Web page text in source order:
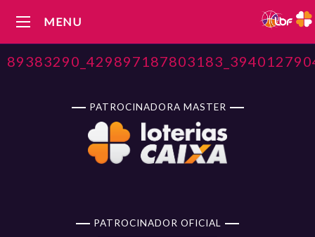
MENU
PATROCINADORA MASTER
PATROCINADOR OFICIAL